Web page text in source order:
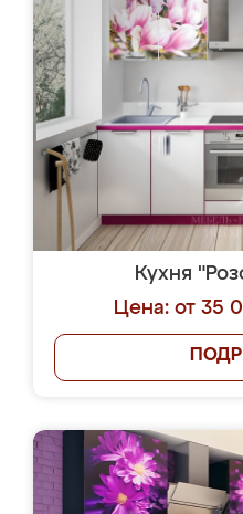
Кухня
Цена: от 35